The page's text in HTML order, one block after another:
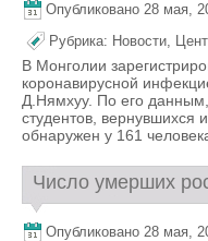
Опубликовано 28 мая,
Рубрика: Новости,
В Монголии
коронавирусной
Д.Нямхуу. По его
студентов, вернувшихся
обнаружен у 161
Число умерших
Опубликовано 28 мая,